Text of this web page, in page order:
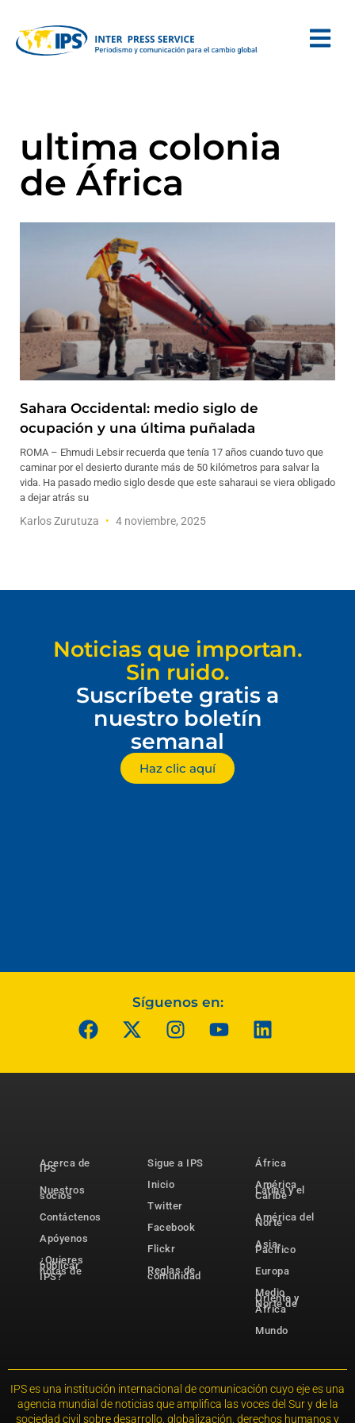
ultima colonia
de África
Sahara Occidental: medio siglo de
ocupación y una última puñalada
ROMA – Ehmudi Lebsir recuerda que tenía 17 años cuando tuvo que
caminar por el desierto durante más de 50 kilómetros para salvar la
vida. Ha pasado medio siglo desde que este saharaui se viera obligado
a dejar atrás su
Karlos Zurutuza 4 noviembre, 2025
Noticias que importan.
Sin ruido.
Suscríbete gratis a
nuestro boletín
semanal
Haz clic aquí
Síguenos en:
Acerca de
IPS
Nuestros
socios
Contáctenos
Apóyenos
¿Quieres
publicar
notas de
IPS?
Sigue a IPS
Inicio
Twitter
Facebook
Flickr
Reglas de
comunidad
África
América
Latina y el
Caribe
América del
Norte
Asia-
Pacífico
Europa
Medio
Oriente y
Norte de
África
Mundo
IPS es una institución internacional de comunicación cuyo eje es una
agencia mundial de noticias que amplifica las voces del Sur y de la
sociedad civil sobre desarrollo, globalización, derechos humanos y